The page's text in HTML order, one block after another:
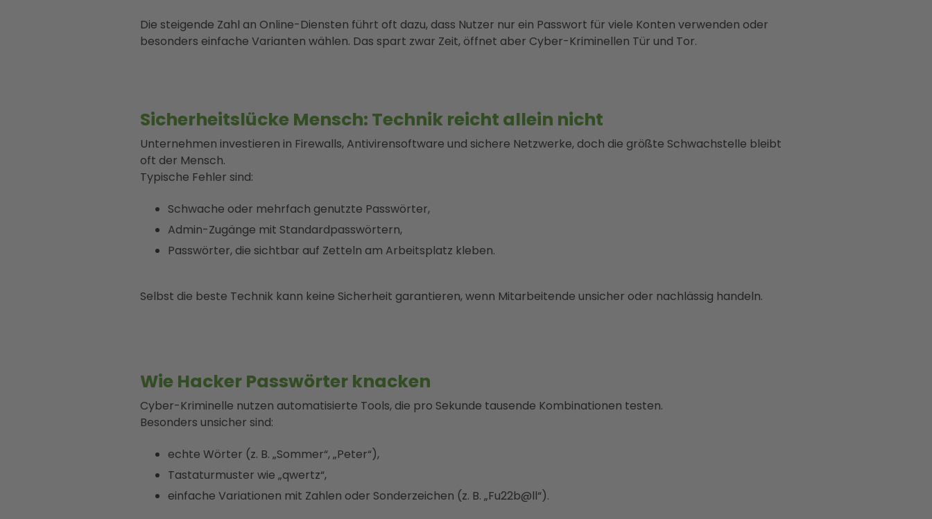
Die steigende Zahl an Online-Diensten führt oft dazu, dass Nutzer nur ein Passwort für viele Konten verwenden oder
besonders einfache Varianten wählen. Das spart zwar Zeit, öffnet aber Cyber-Kriminellen Tür und Tor.
Sicherheitslücke Mensch: Technik reicht allein nicht
Unternehmen investieren in Firewalls, Antivirensoftware und sichere Netzwerke, doch die größte Schwachstelle bleibt
oft der Mensch.
Typische Fehler sind:
Schwache oder mehrfach genutzte Passwörter,
Admin-Zugänge mit Standardpasswörtern,
Passwörter, die sichtbar auf Zetteln am Arbeitsplatz kleben.
Selbst die beste Technik kann keine Sicherheit garantieren, wenn Mitarbeitende unsicher oder nachlässig handeln.
Wie Hacker Passwörter knacken
Cyber-Kriminelle nutzen automatisierte Tools, die pro Sekunde tausende Kombinationen testen.
Besonders unsicher sind:
echte Wörter (z. B. „Sommer“, „Peter“),
Tastaturmuster wie „qwertz“,
einfache Variationen mit Zahlen oder Sonderzeichen (z. B. „Fu22b@ll“).